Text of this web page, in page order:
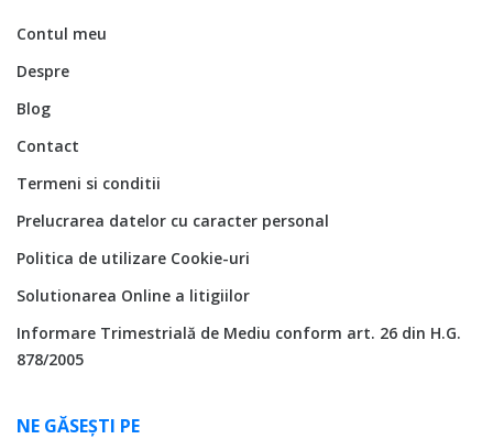
Contul meu
Despre
Blog
Contact
Termeni si conditii
Prelucrarea datelor cu caracter personal
Politica de utilizare Cookie-uri
Solutionarea Online a litigiilor
Informare Trimestrială de Mediu conform art. 26 din H.G.
878/2005
NE GĂSEȘTI PE